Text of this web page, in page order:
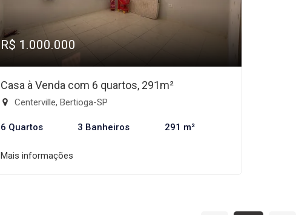
R$ 1.000.000
Casa à Venda com 6 quartos, 291m²
Centerville, Bertioga-SP
6 Quartos 3 Banheiros 291 m²
Mais informações